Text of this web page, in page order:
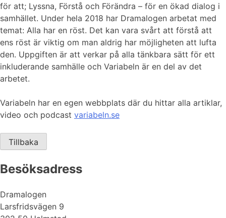
för att; Lyssna, Förstå och Förändra – för en ökad dialog i
samhället. Under hela 2018 har Dramalogen arbetat med
temat: Alla har en röst. Det kan vara svårt att förstå att
ens röst är viktig om man aldrig har möjligheten att lufta
den. Uppgiften är att verkar på alla tänkbara sätt för ett
inkluderande samhälle och Variabeln är en del av det
arbetet.
Variabeln har en egen webbplats där du hittar alla artiklar,
video och podcast variabeln.se
Tillbaka
Besöksadress
Dramalogen
Larsfridsvägen 9